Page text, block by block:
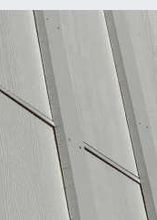
Collection trims - Moulures de